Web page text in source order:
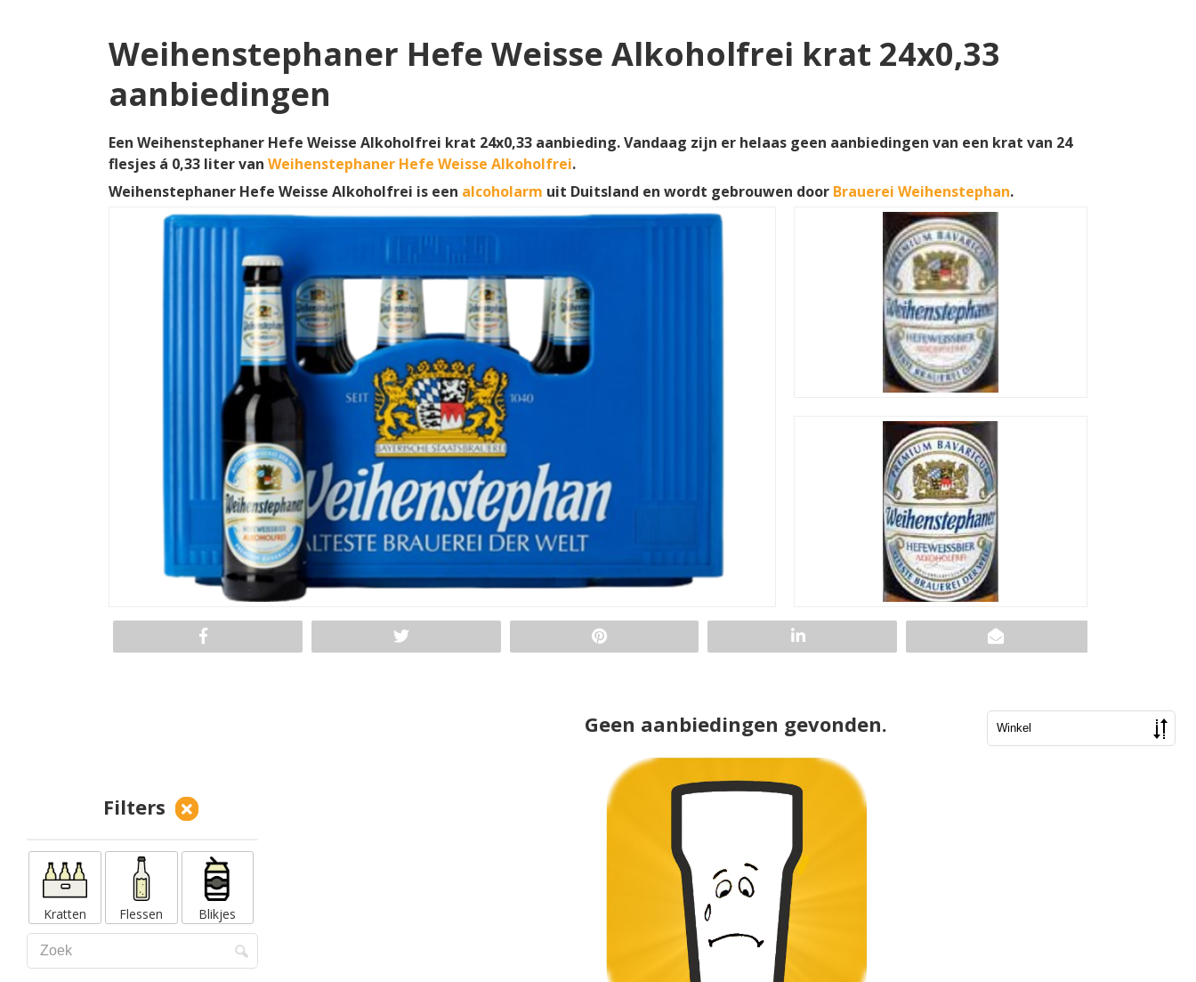
Weihenstephaner Hefe Weisse Alkoholfrei krat 24x0,33
aanbiedingen
Een Weihenstephaner Hefe Weisse Alkoholfrei krat 24x0,33 aanbieding. Vandaag zijn er helaas geen aanbiedingen van een krat van 24
flesjes á 0,33 liter van Weihenstephaner Hefe Weisse Alkoholfrei.
Weihenstephaner Hefe Weisse Alkoholfrei is een alcoholarm uit Duitsland en wordt gebrouwen door Brauerei Weihenstephan.
Filters
Kratten Flessen Blikjes
Geen aanbiedingen gevonden.